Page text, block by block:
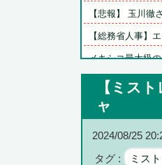
【悲報】 玉川徹
【総務省人事】
メキシコ最大級
広島・モンテロ
【ハイパーイン
広島県知事ら「
【ミス
ャ
2024/08/25
タグ :
ミス